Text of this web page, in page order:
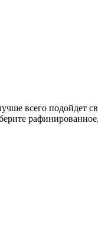
всего подойдет